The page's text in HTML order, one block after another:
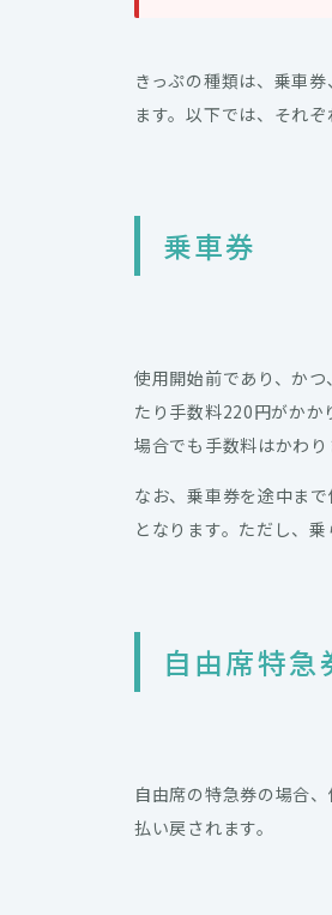
きっぷの種類は、乗車
ます。以下では、それ
乗車券
使用開始前であり、か
たり手数料220円がかか
場合でも手数料はかわり
なお、乗車券を途中ま
となります。ただし、
自由席特急
自由席の特急券の場合
払い戻されます。